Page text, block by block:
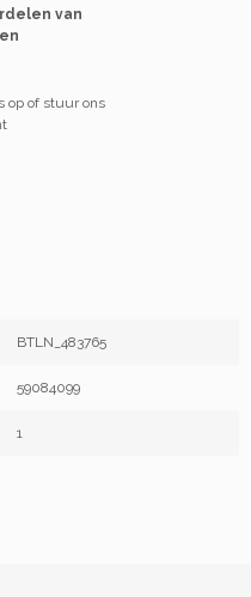
van
op of stuur ons
BTLN_483765
59084099
1